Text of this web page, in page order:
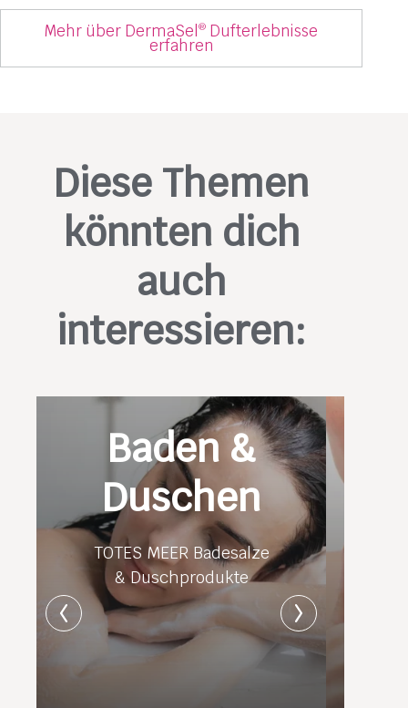
Mehr über DermaSel ® Dufterlebnisse
erfahren
Diese Themen
könnten dich
auch
interessieren:
Baden &
Duschen
TOTES MEER Badesalze
& Duschprodukte